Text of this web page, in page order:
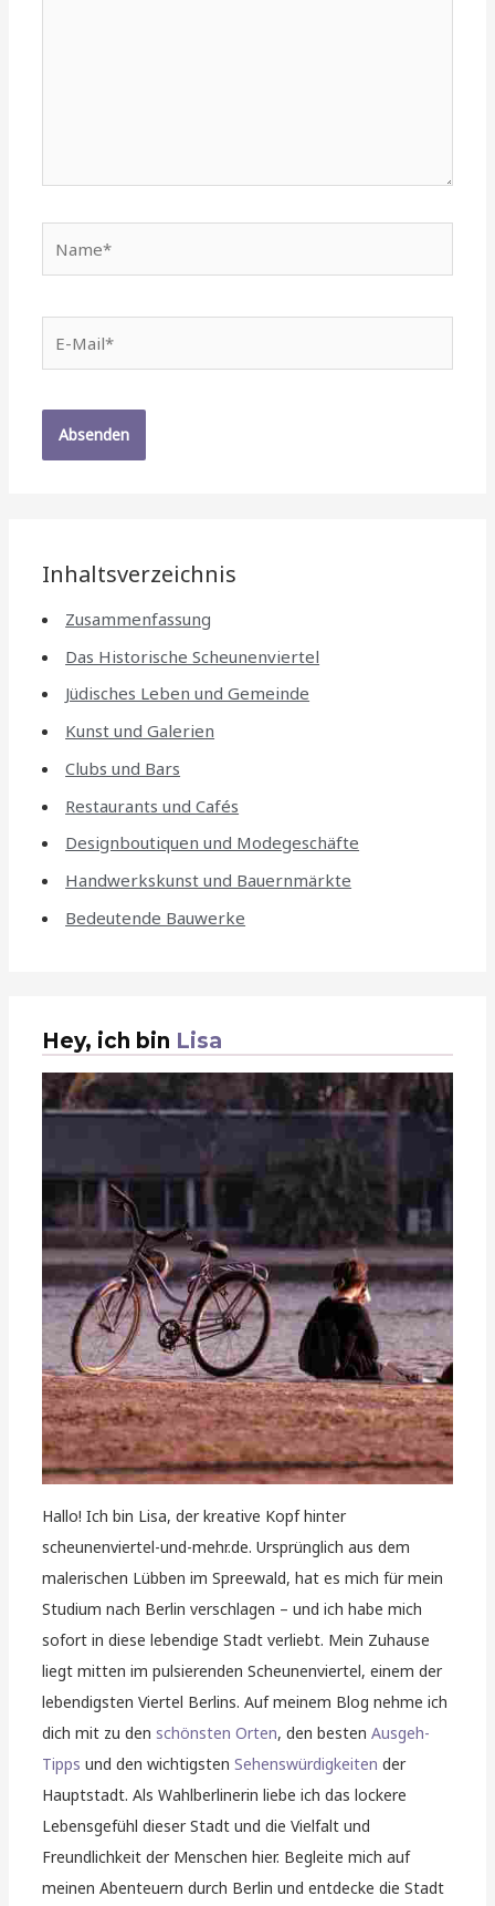
Mail*
Inhaltsverzeichnis
Zusammenfassung
Das Historische Scheunenviertel
Jüdisches Leben und Gemeinde
Kunst und Galerien
Clubs und Bars
Restaurants und Cafés
Designboutiquen und Modegeschäfte
Handwerkskunst und Bauernmärkte
Bedeutende Bauwerke
Hey, ich bin Lisa
Hallo! Ich bin Lisa, der kreative Kopf hinter
scheunenviertel-und-mehr.de. Ursprünglich aus dem
malerischen Lübben im Spreewald, hat es mich für mein
Studium nach Berlin verschlagen – und ich habe mich
sofort in diese lebendige Stadt verliebt. Mein Zuhause
liegt mitten im pulsierenden Scheunenviertel, einem der
lebendigsten Viertel Berlins. Auf meinem Blog nehme ich
dich mit zu denschönsten Orten, den bestenAusgeh-
Tipps und den wichtigstenSehenswürdigkeiten der
Hauptstadt. Als Wahlberlinerin liebe ich das lockere
Lebensgefühl dieser Stadt und die Vielfalt und
Freundlichkeit der Menschen hier. Begleite mich auf
meinen Abenteuern durch Berlin und entdecke die Stadt